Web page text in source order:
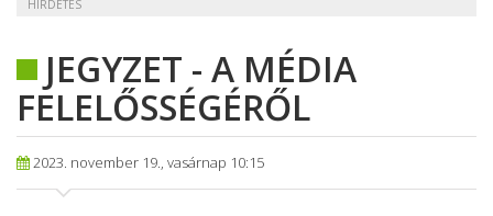
HÍRDETÉS
JEGYZET - A MÉDIA
FELELŐSSÉGÉRŐL
2023. november 19., vasárnap 10:15